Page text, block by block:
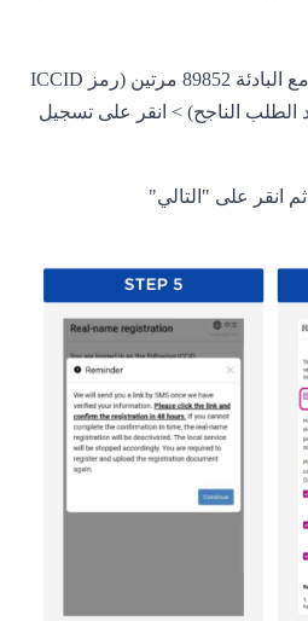
أدخل رمز ICCID مع البادئة 89852 مرتين (رمز ICCID
الطلب الناجح) > انقر على تسجيل